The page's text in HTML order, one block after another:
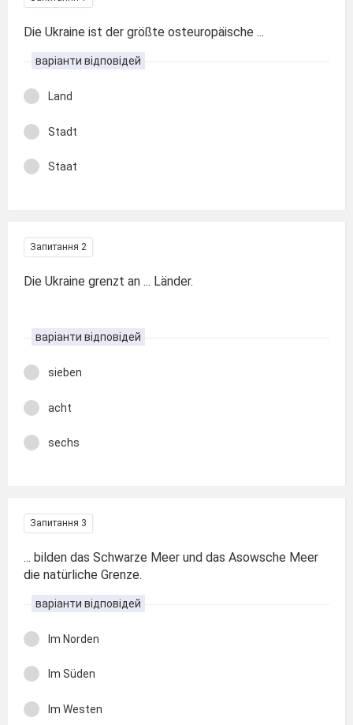
Die Ukraine ist der größte osteuropäische ...
варіанти відповідей
Land
Stadt
Staat
Запитання 2
Die Ukraine grenzt an ... Länder.
варіанти відповідей
sieben
acht
sechs
Запитання 3
... bilden das Schwarze Meer und das Asowsche Meer
die natürliche Grenze.
варіанти відповідей
Im Norden
Im Süden
Im Westen